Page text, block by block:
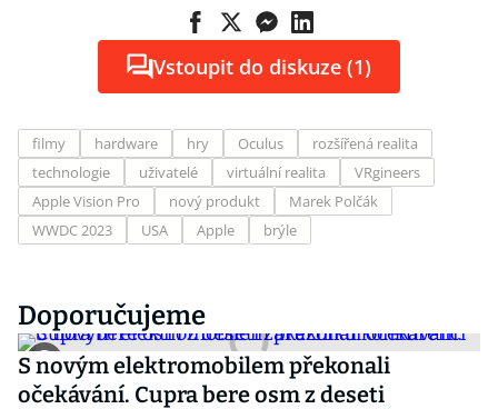
Vstoupit do diskuze (1)
filmy hardware hry Oculus
rozšířená realita
technologie
uživatelé virtuální realita
VRgineers
Apple Vision Pro
nový produkt
Marek Polčák
WWDC 2023
USA Apple brýle
Doporučujeme
S novým elektromobilem překonali
očekávání. Cupra bere osm z deseti